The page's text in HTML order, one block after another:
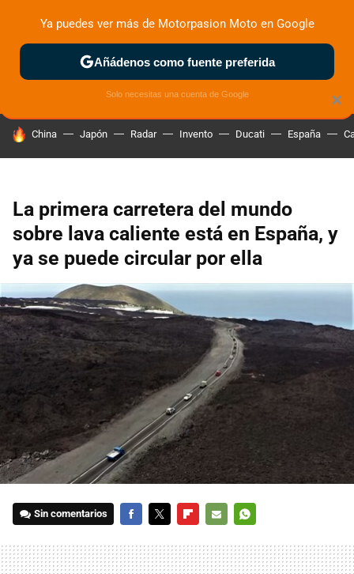
ZONA DE PRUEBAS DEPORTIVAS MOTOS ELÉCTRICAS
HOY SE HABLA DE
China Japón Radar Invento Ducati España
La primera carretera del mundo
sobre lava caliente está en España, y
ya se puede circular por ella
Sin comentarios
MAIL
×
Ya puedes ver más de Motorpasion Moto en Google
Añádenos como fuente preferida
Solo necesitas una cuenta de Google